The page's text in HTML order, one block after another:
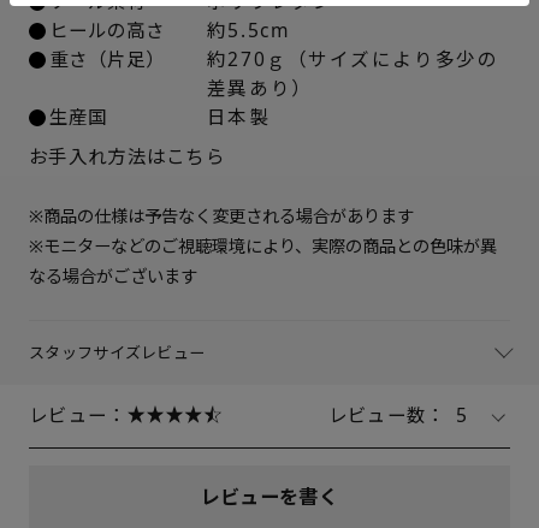
24.5cm ○ 概ね１週間後に発送
○ 概ね１週間後に発送
ヒールの高さ
約5.5cm
重さ（片足）
約270ｇ（サイズにより多少の
差異あり）
生産国
日本製
お手入れ方法はこちら
※商品の仕様は予告なく変更される場合があります
※モニターなどのご視聴環境により、実際の商品との色味が異
なる場合がございます
スタッフサイズレビュー
レビュー： レビュー数： 5
レビューを書く